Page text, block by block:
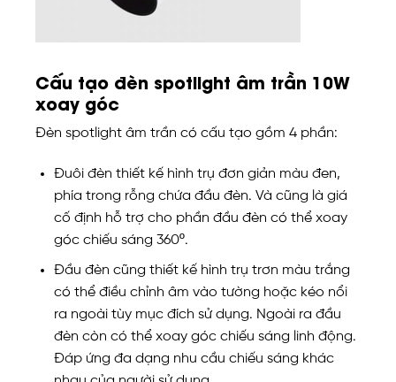
Cấu tạo đèn spotlight âm trần 10W
xoay góc
Đèn spotlight âm trần có cấu tạo gồm 4 phần:
Đuôi đèn thiết kế hình trụ đơn giản màu đen,
phía trong rỗng chứa đầu đèn. Và cũng là giá
cố định hỗ trợ cho phần đầu đèn có thể xoay
góc chiếu sáng 360º.
Đầu đèn cũng thiết kế hình trụ trơn màu trắng
có thể điều chỉnh âm vào tường hoặc kéo nổi
ra ngoài tùy mục đích sử dụng. Ngoài ra đầu
đèn còn có thể xoay góc chiếu sáng linh động.
Đáp ứng đa dạng nhu cầu chiếu sáng khác